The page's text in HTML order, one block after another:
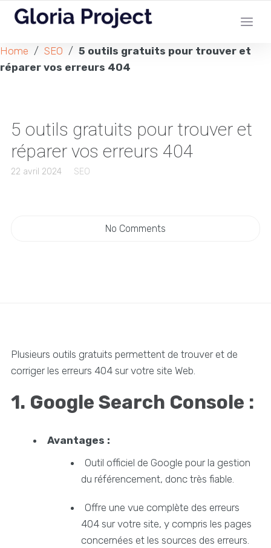
Home / SEO / 5 outils gratuits pour trouver et
réparer vos erreurs 404
5 outils gratuits pour trouver et
réparer vos erreurs 404
22 avril 2024 SEO
No Comments
Plusieurs outils gratuits permettent de trouver et de
corriger les erreurs 404 sur votre site Web.
1. Google Search Console :
Avantages :
Outil officiel de Google pour la gestion
du référencement, donc très fiable.
Offre une vue complète des erreurs
404 sur votre site, y compris les pages
concernées et les sources des erreurs.